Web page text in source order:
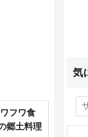
フワ食
郷土料理
気